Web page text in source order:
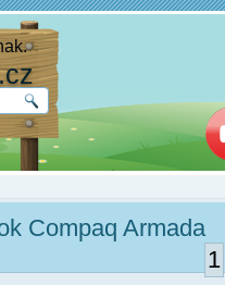
Compaq Armada
1